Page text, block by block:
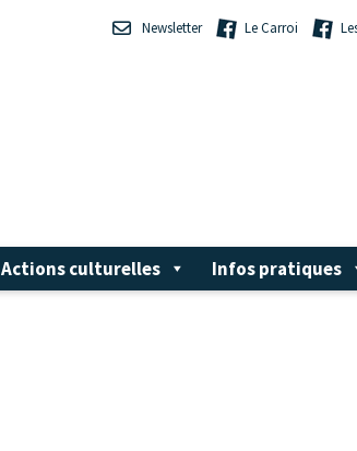
Actions culturelles Infos pratiques
Newsletter Le Carroi